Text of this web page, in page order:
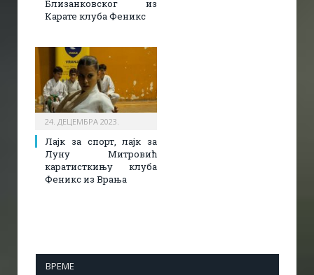
Близанковског из
Карате клуба Феникс
24. ДЕЦЕМБРА 2023.
Лајк за спорт, лајк за
Луну Митровић
каратисткињу клуба
Феникс из Врања
ВРЕМЕ